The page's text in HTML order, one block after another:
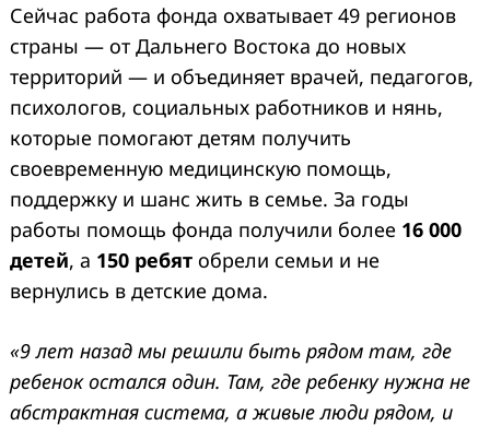
Сейчас работа фонда охватывает 49 регионов
страны — от Дальнего Востока до новых
территорий — и объединяет врачей, педагогов,
психологов, социальных работников и нянь,
которые помогают детям получить
своевременную медицинскую помощь,
поддержку и шанс жить в семье. За годы
работы помощь фонда получили более 16 000
детей, а 150 ребят обрели семьи и не
вернулись в детские дома.
«9 лет назад мы решили быть рядом там, где
ребенок остался один. Там, где ребенку нужна не
абстрактная система, а живые люди рядом, и